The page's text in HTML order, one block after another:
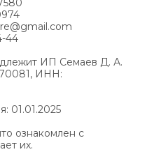
44
ИП Семаев Д. А.
ИНН:
01.01.2025
ознакомлен с
их.